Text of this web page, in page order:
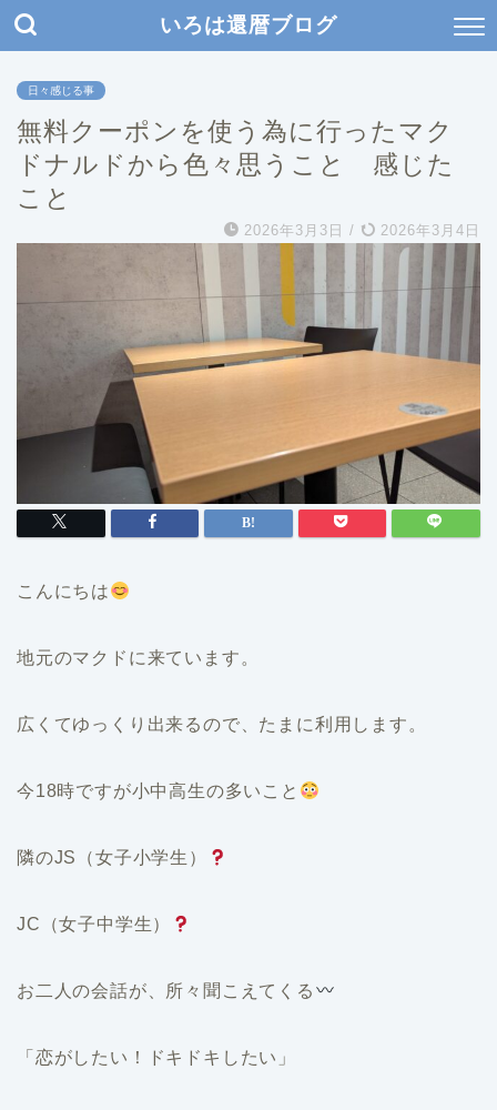
いろは還暦ブログ
日々感じる事
無料クーポンを使う為に行ったマク
ドナルドから色々思うこと 感じた
こと
2026年3月3日 / 2026年3月4日
こんにちは
地元のマクドに来ています。
広くてゆっくり出来るので、たまに利用します。
今18時ですが小中高生の多いこと
隣のJS（女子小学生）
JC（女子中学生）
お二人の会話が、所々聞こえてくる
「恋がしたい！ドキドキしたい」